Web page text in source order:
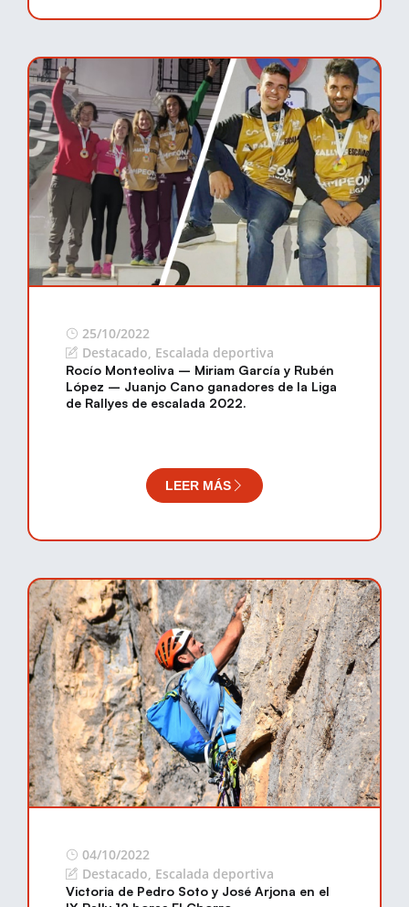
25/10/2022
Destacado, Escalada deportiva
Rocío Monteoliva – Miriam García y Rubén
López – Juanjo Cano ganadores de la Liga
de Rallyes de escalada 2022.
LEER MÁS
04/10/2022
Destacado, Escalada deportiva
Victoria de Pedro Soto y José Arjona en el